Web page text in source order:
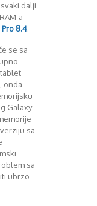
dalji
a
Pro 8.4.
se sa
tablet
onda
Galaxy
sa
sa
ubrzo